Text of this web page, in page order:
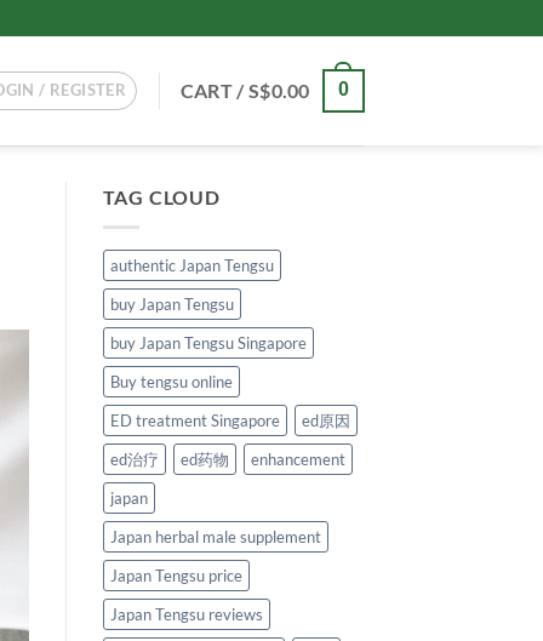
/ REGISTER CART /S$0.00 0
TAG CLOUD
authentic Japan Tengsu
buy Japan Tengsu
buy Japan Tengsu Singapore
Buy tengsu online
ED treatment Singapore
ed原因
ed治疗
ed药物
enhancement
japan
Japan herbal male supplement
Japan Tengsu price
Japan Tengsu reviews